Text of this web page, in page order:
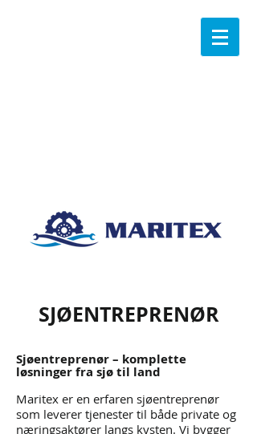
SJØENTREPRENØR
Sjøentreprenør – komplette
løsninger fra sjø til land
Maritex er en erfaren sjøentreprenør
som leverer tjenester til både private og
næringsaktører langs kysten. Vi bygger